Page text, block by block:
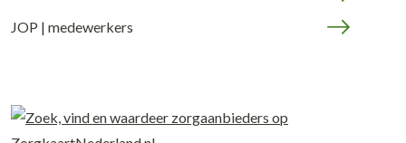
JOP | medewerkers